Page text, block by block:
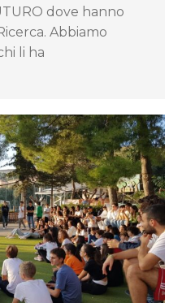
dove hanno
Abbiamo
li ha